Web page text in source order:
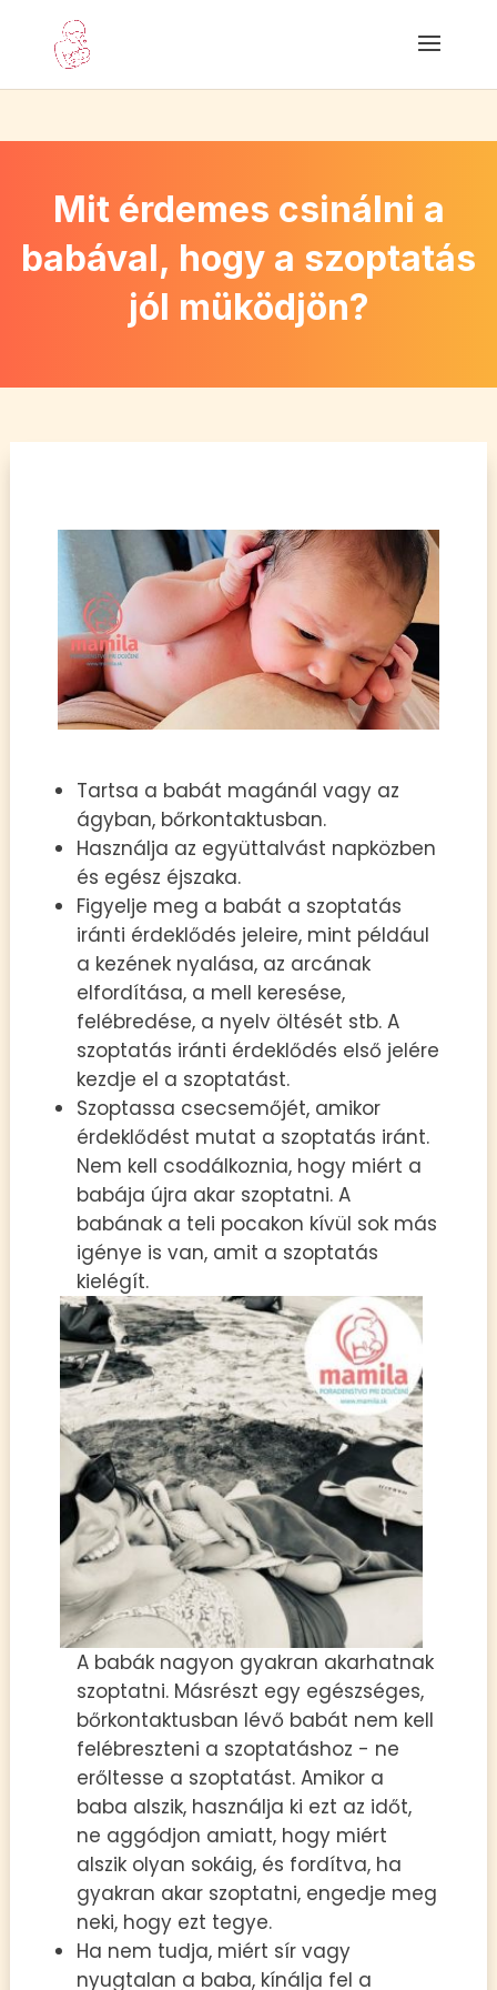
Mit érdemes csinálni a
babával, hogy a szoptatás
jól müködjön?
Tartsa a babát magánál vagy az
ágyban, bőrkontaktusban.
Használja az együttalvást napközben
és egész éjszaka.
Figyelje meg a babát a szoptatás
iránti érdeklődés jeleire, mint például
a kezének nyalása, az arcának
elfordítása, a mell keresése,
felébredése, a nyelv öltését stb. A
szoptatás iránti érdeklődés első jelére
kezdje el a szoptatást.
Szoptassa csecsemőjét, amikor
érdeklődést mutat a szoptatás iránt.
Nem kell csodálkoznia, hogy miért a
babája újra akar szoptatni. A
babának a teli pocakon kívül sok más
igénye is van, amit a szoptatás
kielégít.
A babák nagyon gyakran akarhatnak
szoptatni. Másrészt egy egészséges,
bőrkontaktusban lévő babát nem kell
felébreszteni a szoptatáshoz - ne
erőltesse a szoptatást. Amikor a
baba alszik, használja ki ezt az időt,
ne aggódjon amiatt, hogy miért
alszik olyan sokáig, és fordítva, ha
gyakran akar szoptatni, engedje meg
neki, hogy ezt tegye.
Ha nem tudja, miért sír vagy
nyugtalan a baba, kínálja fel a